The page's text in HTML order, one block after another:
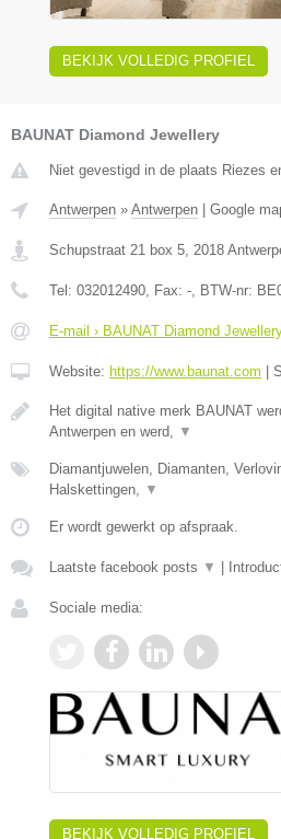
BEKIJK VOLLEDIG PROFIEL
BAUNAT Diamond Jewellery
Niet gevestigd in de plaats Riezes
Antwerpen » Antwerpen Google
Schupstraat 21 box 5 2018
Tel: 032012490 , Fax: - , BTW-nr:
E-mail › BAUNAT Diamond
Website: https://www.baunat.com
Het digital native merk BAUNAT
Antwerpen en werd,
▼
Diamantjuwelen, Diamanten,
Halskettingen,
▼
Er wordt gewerkt op afspraak.
Laatste facebook posts ▼
Sociale media:
BEKIJK VOLLEDIG PROFIEL